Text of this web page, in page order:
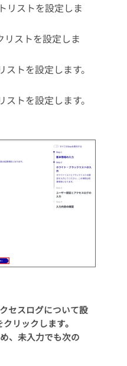
リストを設定しま
ストを設定しま
トを設定します。
トを設定します。
セスログについて設
リックします。
、未入力でも次の